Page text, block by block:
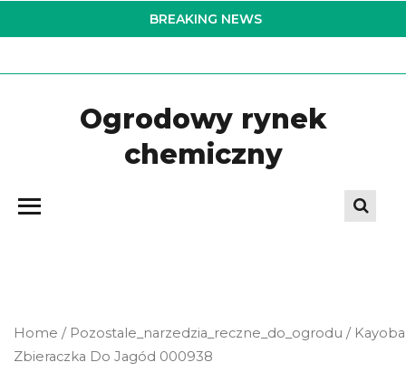
to
BREAKING NEWS
Ogrodowy rynek
chemiczny
Home / Pozostale_narzedzia_reczne_do_ogrodu / Kayoba
Zbieraczka Do Jagód 000938